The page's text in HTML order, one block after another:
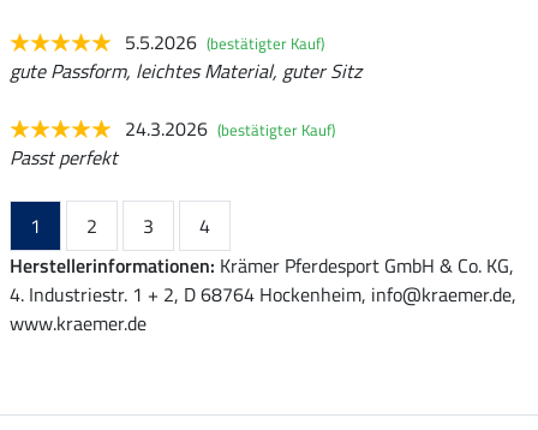
5.5.2026 (bestätigter Kauf)
gute Passform, leichtes Material, guter Sitz
24.3.2026 (bestätigter Kauf)
Passt perfekt
1 2 3
4
Herstellerinformationen: Krämer Pferdesport GmbH & Co. KG,
4. Industriestr. 1 + 2, D 68764 Hockenheim, info@kraemer.de,
www.kraemer.de